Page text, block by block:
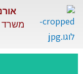
דילוג
לתוכן
משרד